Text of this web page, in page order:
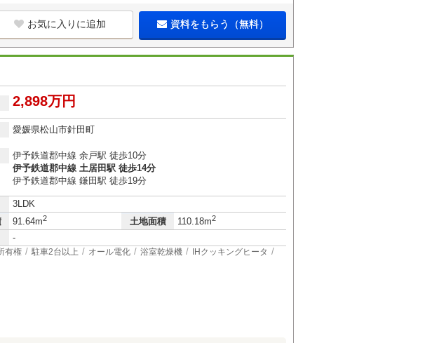
お気に入りに追加 資料をもらう（無料）
2,898万円
愛媛県松山市針田町
伊予鉄道郡中線 余戸駅 徒歩10分
伊予鉄道郡中線 土居田駅 徒歩14分
伊予鉄道郡中線 鎌田駅 徒歩19分
3LDK
91.64m2 土地面積 110.18m2
-
有権 駐車2台以上 オール電化 浴室乾燥機 IHクッキングヒータ